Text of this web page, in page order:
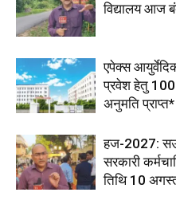
विद्यालय आज
एपेक्स
प्रवेश हेतु 100
अनुमति प्राप्त*
हज-2027:
सरकारी
तिथि 10